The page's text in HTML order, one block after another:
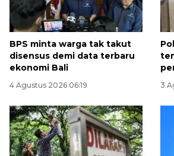
BPS minta warga tak takut
disensus demi data terbaru
ekonomi Bali
4 Agustus 2026 06:19 3
Apresiasi
standar